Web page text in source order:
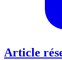
Article